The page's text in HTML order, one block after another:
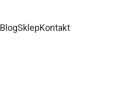
BlogSklepKontakt